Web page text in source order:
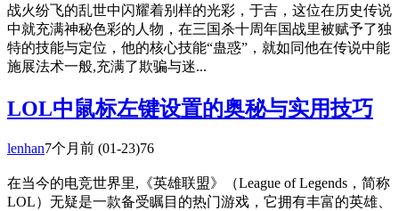
战火纷飞的乱世中闪耀着别样的光彩，于吉，这位在历史传说
中就充满神秘色彩的人物，在三国杀十周年国战里被赋予了独
特的技能与定位，他的核心技能“蛊惑”，就如同他在传说中能
施展法术一般,充满了欺骗与迷...
LOL中鼠标左键设置的奥秘与实用技巧
lenhan7个月前 (01-23)76
在当今的电竞世界里,《英雄联盟》（League of Legends，简称
LOL）无疑是一款备受瞩目的热门游戏，它拥有丰富的英雄、